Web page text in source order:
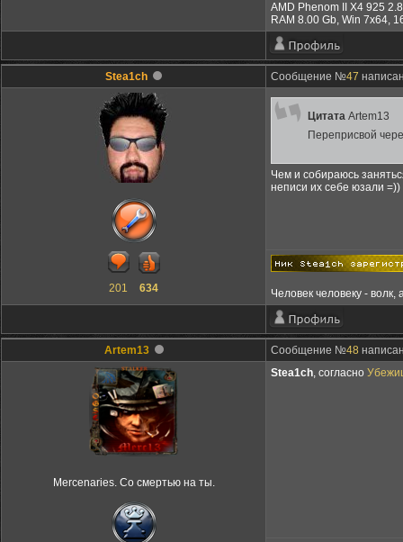
AMD Phenom II X4 925
RAM 8.00 Gb, Win 7x64,
Stea1ch Сообщение №47
201 634
Цитата Artem13
Переприсвой
Чем и собираюсь
неписи их себе юзали =))
Человек человеку -
Artem13 Сообщение №48
Mercenaries. Со смертью на ты.
Stea1ch, согласно